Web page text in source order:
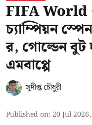
FIFA World
চ্যাম্পিয়ন
র, গোল্ডেন
এমবাপ্পে
সুদীপ্ত চৌধুরী
Published on: 20 Jul